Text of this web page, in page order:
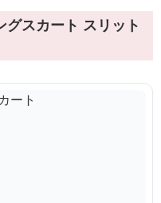
スカート スリット